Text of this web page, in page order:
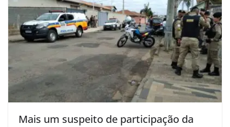
Mais um suspeito de participação da